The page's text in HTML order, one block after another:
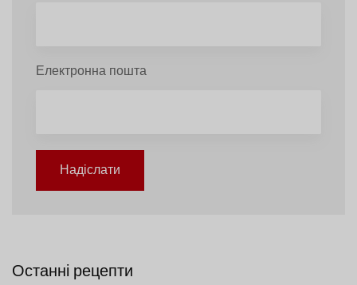
Електронна пошта
Надіслати
Останні рецепти